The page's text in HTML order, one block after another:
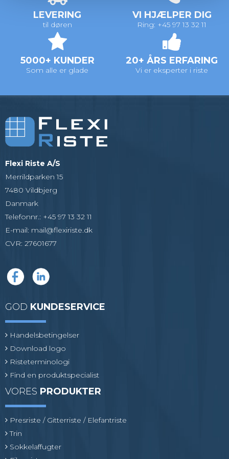
LEVERING
til døren
VI HJÆLPER DIG
Ring: +45 97 13 32 11
5000+ KUNDER
Som alle er glade
20+ ÅRS ERFARING
Vi er eksperter i riste
Flexi Riste A/S
Merrildparken 15
7480 Vildbjerg
Danmark
Telefonnr. : +45 97 13 32 11
E-mail: mail@flexiriste.dk
CVR: 27601677
GOD KUNDESERVICE
Handelsbetingelser
Download logo
Risteterminologi
Find en produktspecialist
VORES PRODUKTER
Presriste / Gitterriste / Elefantriste
Trin
Sokkelaffugter